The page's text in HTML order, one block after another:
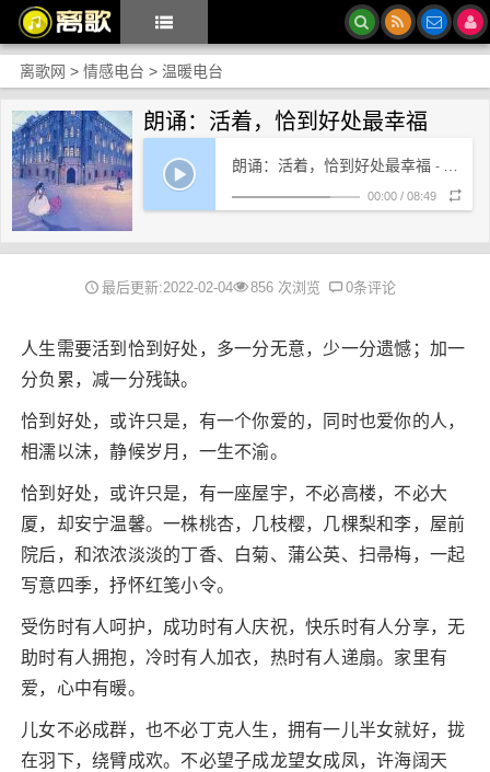
离歌网 > 情感电台 > 温暖电台
朗诵：活着，恰到好处最幸福
朗诵：活着，恰到好处最幸福 - 离歌网络电台
00:00 / 08:49
最后更新:2022-02-04 856 次浏览 0条评论
人生需要活到恰到好处，多一分无意，少一分遗憾；加一
分负累，减一分残缺。
恰到好处，或许只是，有一个你爱的，同时也爱你的人，
相濡以沫，静候岁月，一生不渝。
恰到好处，或许只是，有一座屋宇，不必高楼，不必大
厦，却安宁温馨。一株桃杏，几枝樱，几棵梨和李，屋前
院后，和浓浓淡淡的丁香、白菊、蒲公英、扫帚梅，一起
写意四季，抒怀红笺小令。
受伤时有人呵护，成功时有人庆祝，快乐时有人分享，无
助时有人拥抱，冷时有人加衣，热时有人递扇。家里有
爱，心中有暖。
儿女不必成群，也不必丁克人生，拥有一儿半女就好，拢
在羽下，绕臂成欢。不必望子成龙望女成凤，许海阔天